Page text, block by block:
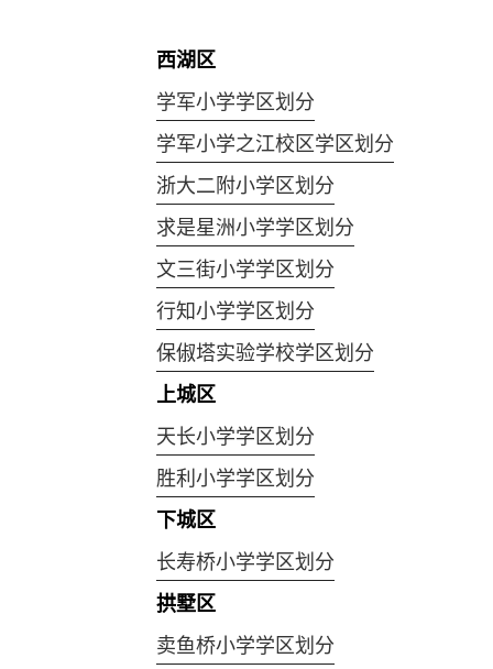
西湖区
学军小学学区划分
学军小学之江校区学区划分
浙大二附小学区划分
求是星洲小学学区划分
文三街小学学区划分
行知小学学区划分
保俶塔实验学校学区划分
上城区
天长小学学区划分
胜利小学学区划分
下城区
长寿桥小学学区划分
拱墅区
卖鱼桥小学学区划分